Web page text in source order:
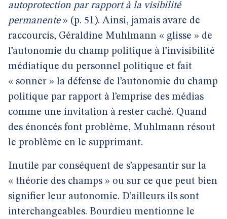
autoprotection par rapport à la visibilité
permanente» (p. 51). Ainsi, jamais avare de
raccourcis, Géraldine Muhlmann « glisse » de
l’autonomie du champ politique à l’invisibilité
médiatique du personnel politique et fait
« sonner » la défense de l’autonomie du champ
politique par rapport à l’emprise des médias
comme une invitation à rester caché. Quand
des énoncés font problème, Muhlmann résout
le problème en le supprimant.
Inutile par conséquent de s’appesantir sur la
« théorie des champs » ou sur ce que peut bien
signifier leur autonomie. D’ailleurs ils sont
interchangeables. Bourdieu mentionne le